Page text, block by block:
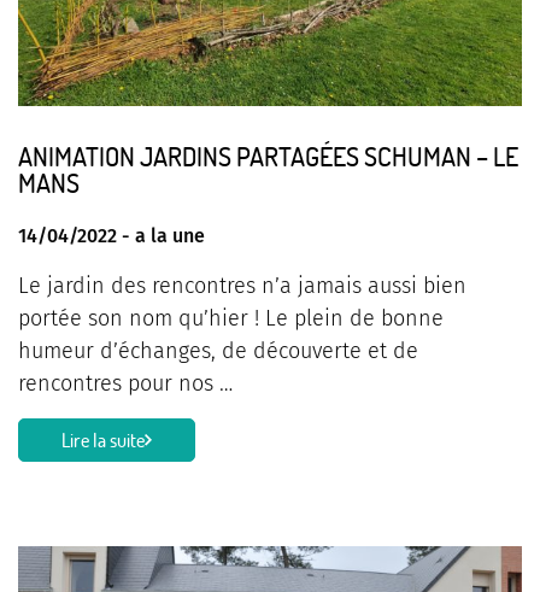
ANIMATION JARDINS PARTAGÉES SCHUMAN – LE
MANS
14/04/2022 - a la une
Le jardin des rencontres n’a jamais aussi bien
portée son nom qu’hier ! Le plein de bonne
humeur d’échanges, de découverte et de
rencontres pour nos …
Lire la suite